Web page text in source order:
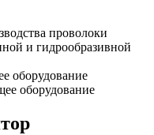
проволоки
и гидрообразивной
оборудование
оборудование